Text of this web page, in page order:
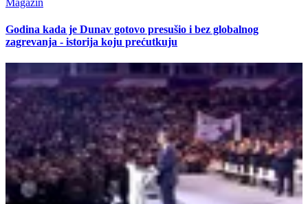
Godina kada je Dunav gotovo presušio i bez globalnog
zagrevanja - istorija koju prećutkuju